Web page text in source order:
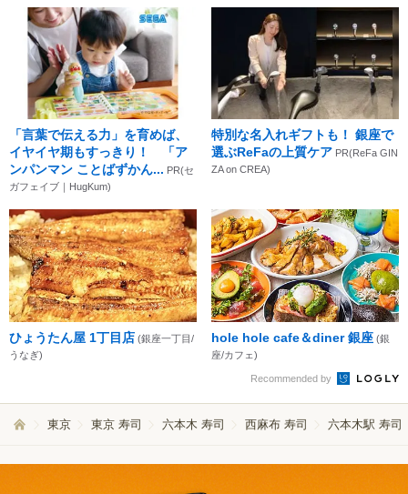
「言葉で伝える力」を育めば、
イヤイヤ期もすっきり！ 「ア
ンパンマン ことばずかん... PR(セ
ガフェイブ｜HugKum)
特別な名入れギフトも！ 銀座で
選ぶReFaの上質ケア PR(ReFa GIN
ZA on CREA)
ひょうたん屋 1丁目店 (銀座一丁目/
うなぎ)
hole hole cafe＆diner 銀座 (銀
座/カフェ)
Recommended by
東京 東京 寿司 六本木 寿司 西麻布 寿司 六本木駅 寿司